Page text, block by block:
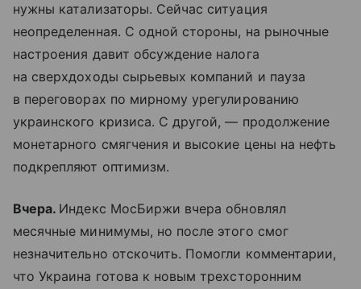
нужны катализаторы. Сейчас ситуация
неопределенная. С одной стороны, на рыночные
настроения давит обсуждение налога
на сверхдоходы сырьевых компаний и пауза
в переговорах по мирному урегулированию
украинского кризиса. С другой, — продолжение
монетарного смягчения и высокие цены на нефть
подкрепляют оптимизм.
Вчера. Индекс МосБиржи вчера обновлял
месячные минимумы, но после этого смог
незначительно отскочить. Помогли комментарии,
что Украина готова к новым трехсторонним